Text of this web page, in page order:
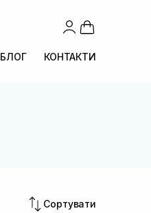
БЛОГ КОНТАКТИ
Сортувати